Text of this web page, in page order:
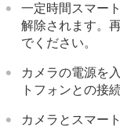
一定時間スマー
解除されます。
でください。
カメラの電源を
トフォンとの接
カメラとスマー